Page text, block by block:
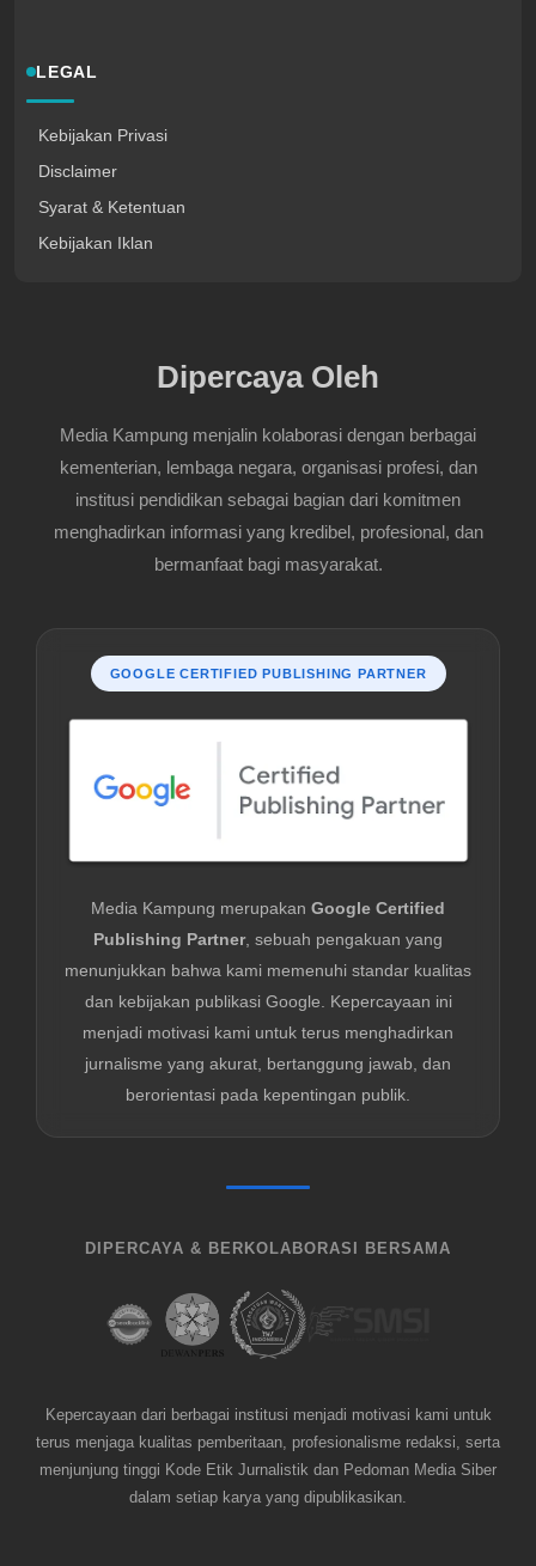
LEGAL
Kebijakan Privasi
Disclaimer
Syarat & Ketentuan
Kebijakan Iklan
Dipercaya Oleh
Media Kampung menjalin kolaborasi dengan berbagai
kementerian, lembaga negara, organisasi profesi, dan
institusi pendidikan sebagai bagian dari komitmen
menghadirkan informasi yang kredibel, profesional, dan
bermanfaat bagi masyarakat.
GOOGLE CERTIFIED PUBLISHING PARTNER
Media Kampung merupakan Google Certified
Publishing Partner, sebuah pengakuan yang
menunjukkan bahwa kami memenuhi standar kualitas
dan kebijakan publikasi Google. Kepercayaan ini
menjadi motivasi kami untuk terus menghadirkan
jurnalisme yang akurat, bertanggung jawab, dan
berorientasi pada kepentingan publik.
DIPERCAYA & BERKOLABORASI BERSAMA
Kepercayaan dari berbagai institusi menjadi motivasi kami untuk
terus menjaga kualitas pemberitaan, profesionalisme redaksi, serta
menjunjung tinggi Kode Etik Jurnalistik dan Pedoman Media Siber
dalam setiap karya yang dipublikasikan.